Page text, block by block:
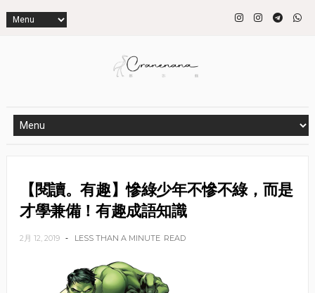
【閱讀。有趣】慘綠少年不慘不綠，而是
才學兼備！有趣成語知識
2月 12, 2019 LESS THAN A MINUTE READ